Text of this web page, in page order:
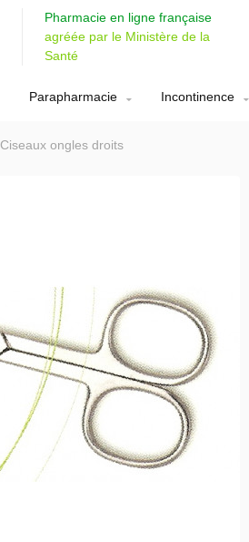
Pharmacie en ligne française
agréée par le Ministère de la
Santé
Parapharmacie Incontinence
Ciseaux ongles droits